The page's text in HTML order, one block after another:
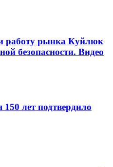
работу рынка Куйлюк
безопасности. Видео
лет подтвердило